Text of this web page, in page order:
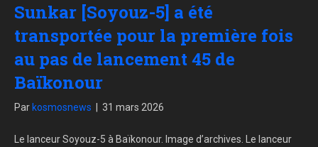
Sunkar [Soyouz-5] a été
transportée pour la première fois
au pas de lancement 45 de
Baïkonour
Par kosmosnews 31 mars 2026
Le lanceur Soyouz-5 à Baïkonour. Image d’archives. Le lanceur